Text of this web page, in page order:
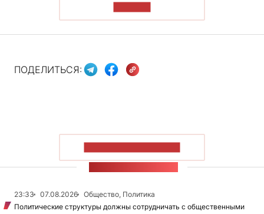
ПОДЕЛИТЬСЯ:
23:33 07.08.2026
Общество, Политика
Политические структуры должны сотрудничать с общественными